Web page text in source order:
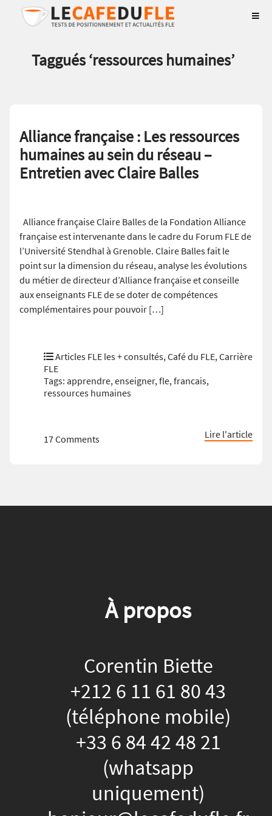
Taggués ‘ressources humaines’
Alliance française : Les ressources
humaines au sein du réseau –
Entretien avec Claire Balles
Alliance française Claire Balles de la Fondation Alliance
française est intervenante dans le cadre du Forum FLE de
l’Université Stendhal à Grenoble. Claire Balles fait le
point sur la dimension du réseau, analyse les évolutions
du métier de directeur d’Alliance française et conseille
aux enseignants FLE de se doter de compétences
complémentaires pour pouvoir […]
Articles FLE les + consultés,Café du FLE,Carrière
FLE
Tags: apprendre,enseigner,fle,francais,
ressources humaines
17 Comments Lire l'article
À propos
Corentin Biette
+212 6 11 61 80 43
(téléphone mobile)
+33 6 84 42 48 21
(whatsapp
uniquement)